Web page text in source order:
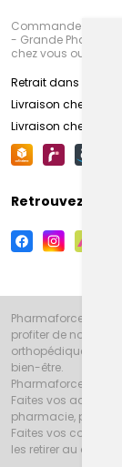
Commandez en
- Grande
chez vous ou en
Retrait dans la
Livraison chez vous
Livraison chez
Retrouvez-
Pharmaforce.fr et
profiter de notre
orthopédiques,
bien-être.
Pharmaforce.fr est
Faites vos achats
pharmacie,
Faites vos courses
les retirer au drive